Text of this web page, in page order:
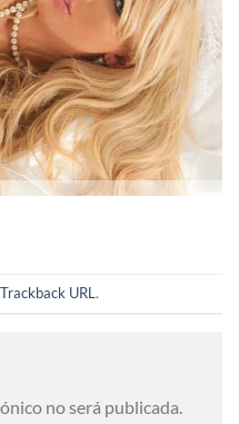
Trackback URL.
no será publicada.